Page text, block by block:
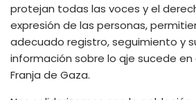
protejan todas las voces y el
expresión de las personas,
adecuado registro, seguimiento y
información sobre lo qje sucede
Franja de Gaza.